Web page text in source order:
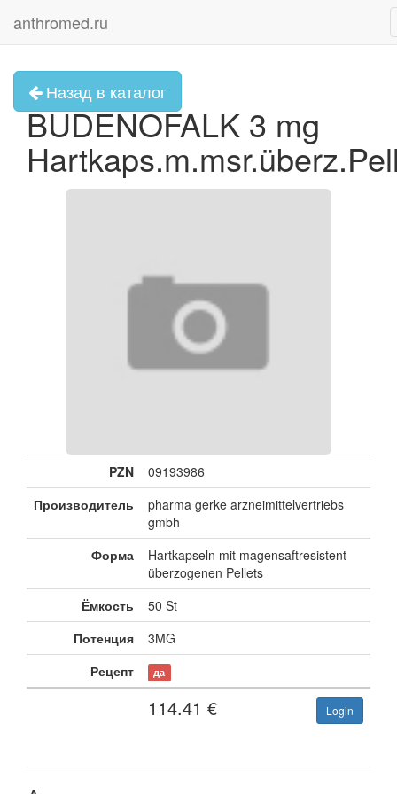
anthromed.ru
Назад в каталог
BUDENOFALK 3 mg
PZN
09193986
Производитель
pharma gerke arzneimittelvertriebs
gmbh
Форма
Hartkapseln mit magensaftresistent
überzogenen Pellets
Ёмкость
50 St
Потенция
3MG
Рецепт
да
114.41 € Login